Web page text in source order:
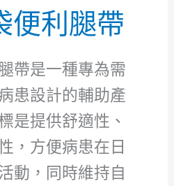
便利腿帶
帶是一種專為需
患設計的輔助產
是提供舒適性、
，方便病患在日
動，同時維持自